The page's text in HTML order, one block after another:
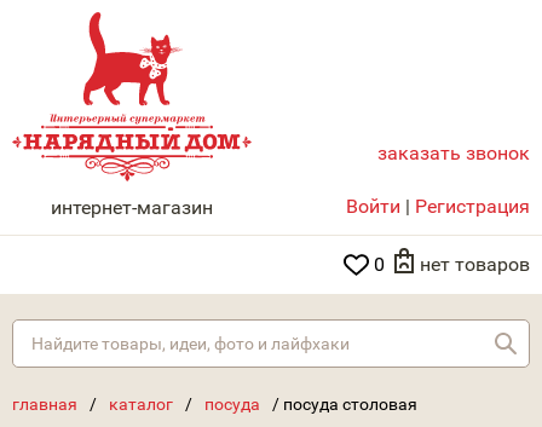
НАРЯДНЫЙ ДОМ
интернет-магазин
заказать звонок
Войти | Регистрация
0 нет товаров
главная / каталог / посуда / посуда столовая